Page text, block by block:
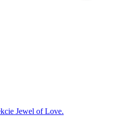
Jewel of Love.